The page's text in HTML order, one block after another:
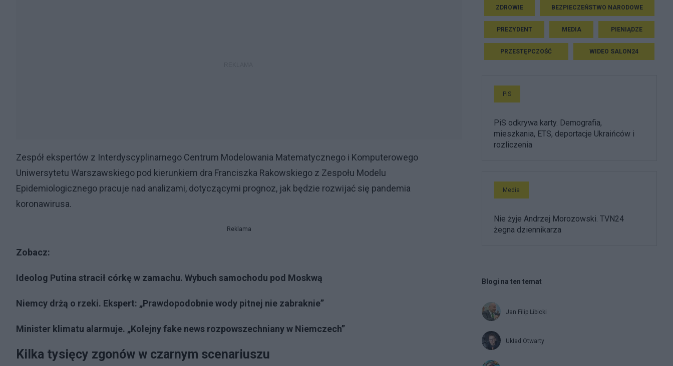
Zespół ekspertów z Interdyscyplinarnego Centrum Modelowania Matematycznego i Komputerowego
Uniwersytetu Warszawskiego pod kierunkiem dra Franciszka Rakowskiego z Zespołu Modelu
Epidemiologicznego pracuje nad analizami, dotyczącymi prognoz, jak będzie rozwijać się pandemia
koronawirusa.
Reklama
Zobacz:
Ideolog Putina stracił córkę w zamachu. Wybuch samochodu pod Moskwą
Niemcy drżą o rzeki. Ekspert: „Prawdopodobnie wody pitnej nie zabraknie”
Minister klimatu alarmuje. „Kolejny fake news rozpowszechniany w Niemczech”
Kilka tysięcy zgonów w czarnym scenariuszu
ZDROWIE BEZPIECZEŃSTWO NARODOWE
PREZYDENT MEDIA PIENIĄDZE
PRZESTĘPCZOŚĆ WIDEO SALON24
PiS
PiS odkrywa karty. Demografia,
mieszkania, ETS, deportacje Ukraińców i
rozliczenia
Media
Nie żyje Andrzej Morozowski. TVN24
żegna dziennikarza
Blogi na ten temat
Jan Filip Libicki
Układ Otwarty